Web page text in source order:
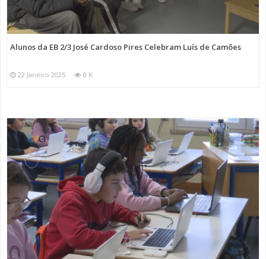
Alunos da EB 2/3 José Cardoso Pires Celebram Luís de Camões
22 Janeiro 2025 0 K